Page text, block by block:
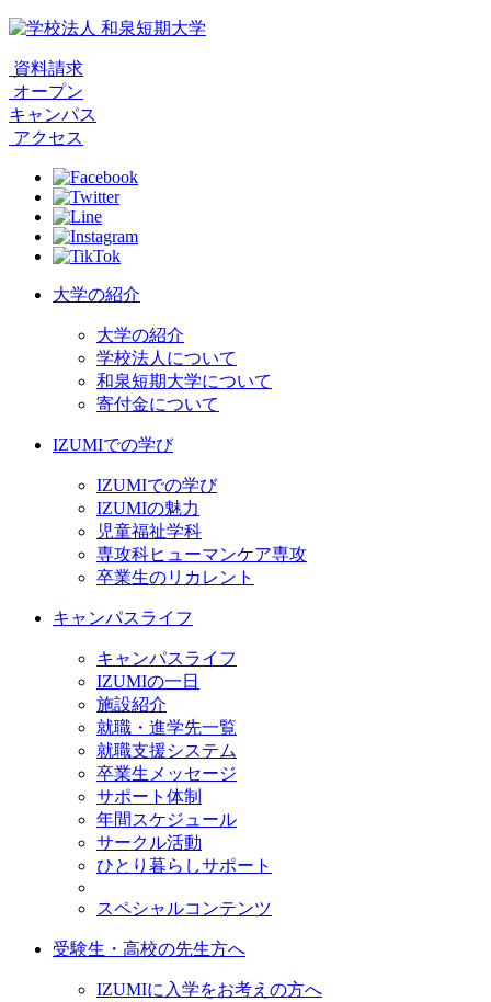
資料請求
オープン
キャンパス
アクセス
大学の紹介
大学の紹介
学校法人について
和泉短期大学について
寄付金について
IZUMIでの学び
IZUMIでの学び
IZUMIの魅力
児童福祉学科
専攻科ヒューマンケア専攻
卒業生のリカレント
キャンパスライフ
キャンパスライフ
IZUMIの一日
施設紹介
就職・進学先一覧
就職支援システム
卒業生メッセージ
サポート体制
年間スケジュール
サークル活動
ひとり暮らしサポート
スペシャルコンテンツ
受験生・高校の先生方へ
IZUMIに入学をお考えの方へ